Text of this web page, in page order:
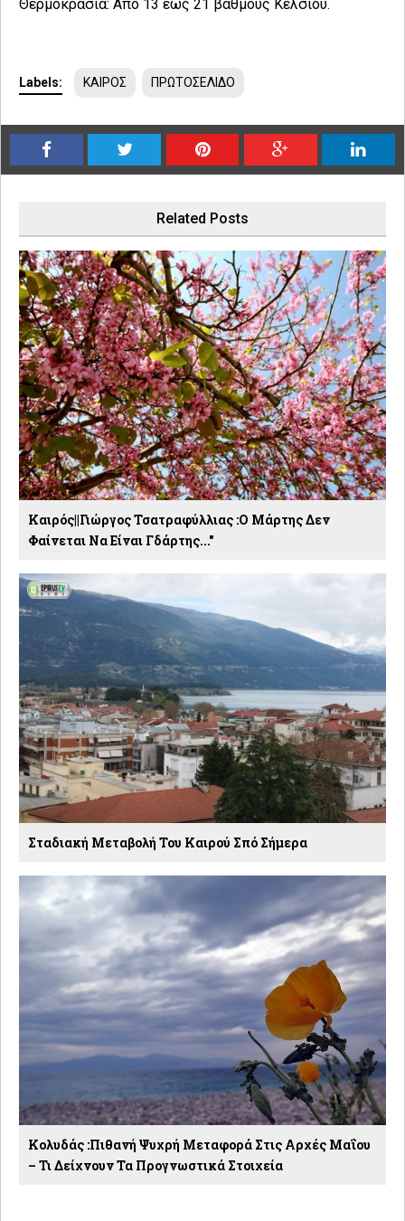
Θερμοκρασία: Από 13 έως 21 βαθμούς Κελσίου.
Labels: ΚΑΙΡΟΣ ΠΡΩΤΟΣΕΛΙΔΟ
Related Posts
Καιρός||Γιώργος Τσατραφύλλιας :Ο Μάρτης Δεν
Φαίνεται Να Είναι Γδάρτης..."
Σταδιακή Μεταβολή Του Καιρού Σπό Σήμερα
Κολυδάς :Πιθανή Ψυχρή Μεταφορά Στις Αρχές Μαΐου
– Τι Δείχνουν Τα Προγνωστικά Στοιχεία